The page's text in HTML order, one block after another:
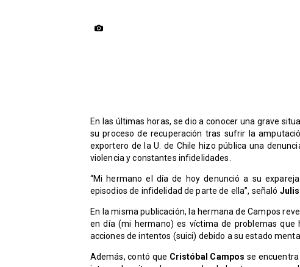
En las últimas horas, se dio a conocer una grave
su proceso de recuperación tras sufrir la
exportero de la U. de Chile hizo pública una
violencia y constantes infidelidades.
“Mi hermano el día de hoy denunció a su
episodios de infidelidad de parte de ella”, señaló
En la misma publicación, la hermana de Campos
en día (mi hermano) es víctima de problemas
acciones de intentos (suici) debido a su estado
Además, contó que Cristóbal Campos se